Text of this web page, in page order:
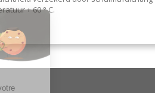
+ 60 ° C.